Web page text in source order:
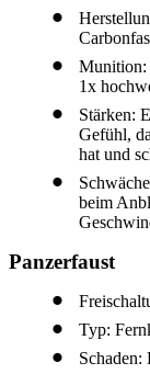
Munition:
1x
Stärken:
Gefühl,
hat und
beim
Panzerfaust
Typ:
Schaden: